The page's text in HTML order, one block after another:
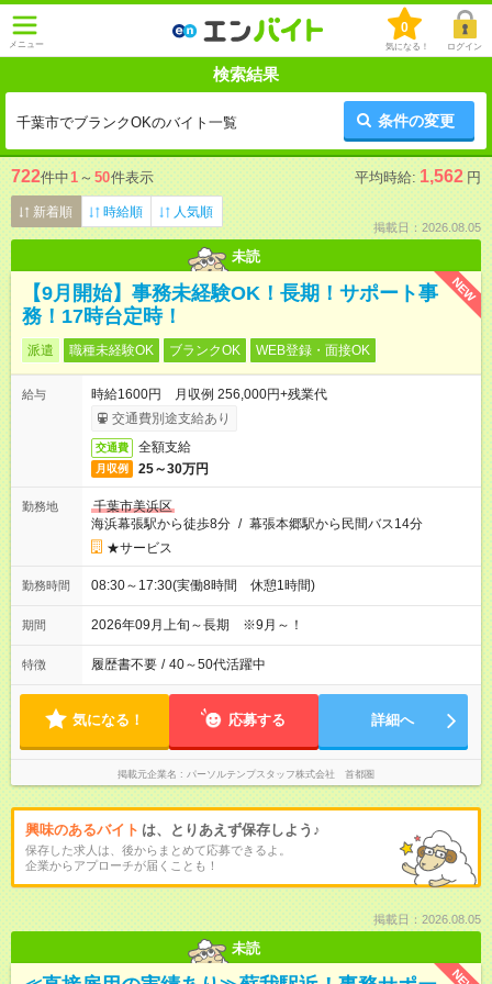
メニュー
0
気になる！ ログイン
検索結果
千葉市でブランクOKのバイト一覧 条件の変更
722件中1 ～ 50件表示 平均時給: 1,562 円
新着順 時給順 人気順
掲載日：2026.08.05
未読
NEW
【9月開始】事務未経験OK！長期！サポート事
務！17時台定時！
派遣 職種未経験OK ブランクOK WEB登録・面接OK
給与
時給1600円 月収例 256,000円+残業代
交通費別途支給あり
交通費 全額支給
月収例 25～30万円
勤務地
千葉市美浜区
海浜幕張駅から徒歩8分 / 幕張本郷駅から民間バス14分
★サービス
勤務時間 08:30～17:30(実働8時間 休憩1時間)
期間 2026年09月上旬～長期 ※9月～！
特徴 履歴書不要 / 40～50代活躍中
気になる！ 応募する 詳細へ
掲載元企業名 パーソルテンプスタッフ株式会社 首都圏
興味のあるバイト は、とりあえず保存しよう♪
保存した求人は、後からまとめて応募できるよ。
企業からアプローチが届くことも！
掲載日：2026.08.05
未読